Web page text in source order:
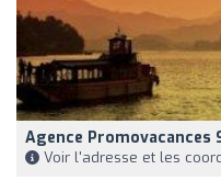
Agence Promovacances
Voir l'adresse et les